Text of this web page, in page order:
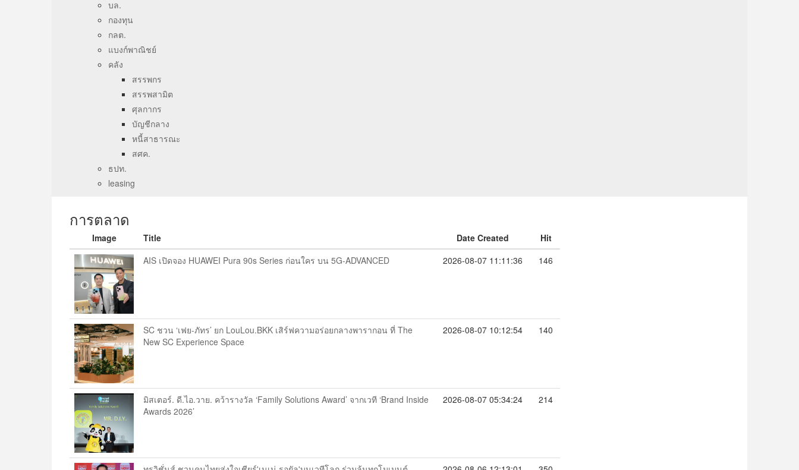
บล.
กองทุน
กลต.
แบงก์พาณิชย์
คลัง
สรรพกร
สรรพสามิต
ศุลกากร
บัญชีกลาง
หนี้สาธารณะ
สศค.
ธปท.
leasing
การตลาด
Image Title Date Created
Hit
AIS เปิดจอง HUAWEI Pura 90s Series ก่อนใคร บน 5G-ADVANCED
2026-08-07 11:11:36 146
SC ชวน ‘เฟย-ภัทร’ ยก LouLou.BKK เสิร์ฟความอร่อยกลางพารากอน ที่ The
New SC Experience Space
2026-08-07 10:12:54 140
มิสเตอร์. ดี.ไอ.วาย. คว้ารางวัล ‘Family Solutions Award’ จากเวที ‘Brand Inside
Awards 2026’
2026-08-07 05:34:24 214